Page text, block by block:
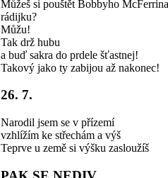
Můžeš si pouštět Bobbyho
rádijku?
Můžu!
Tak drž hubu
a buď sakra do prdele šťastnej!
Takový jako ty zabijou až nakonec!
26. 7.
Narodil jsem se v přízemí
vzhlížím ke střechám a výš
Teprve u země si výšku zasloužíš